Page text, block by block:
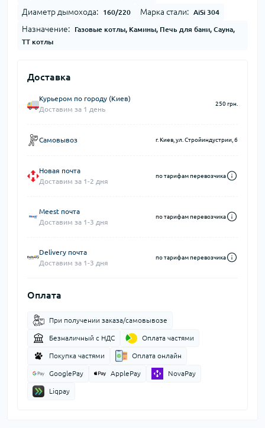
Диаметр дымохода: 160/220 Марка стали: AiSi 304
Назначение:
Газовые котлы, Камины, Печь для бани, Сауна,
ТТ котлы
Доставка
Курьером по городу (Киев)
Доставим за 1 день
250 грн.
Самовывоз г. Киев, ул. Стройиндустрии, 6
Новая почта
Доставим за 1-2 дня
по тарифам перевозчика
Meest почта
Доставим за 1-3 дня
по тарифам перевозчика
Delivery почта
Доставим за 1-3 дня
по тарифам перевозчика
Оплата
При получении заказа/самовывозе
Безналичный с НДС Оплата частями
Покупка частями Оплата онлайн
GooglePay ApplePay NovaPay
Liqpay